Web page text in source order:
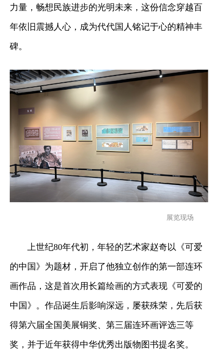
力量，畅想民族进步的光明未来，这份信念穿越百
年依旧震撼人心，成为代代国人铭记于心的精神丰
碑。
展览现场
上世纪80年代初，年轻的艺术家赵奇以《可爱
的中国》为题材，开启了他独立创作的第一部连环
画作品，这是首次用长篇绘画的方式表现《可爱的
中国》。作品诞生后影响深远，屡获殊荣，先后获
得第六届全国美展铜奖、第三届连环画评选三等
奖，并于近年获得中华优秀出版物图书提名奖。